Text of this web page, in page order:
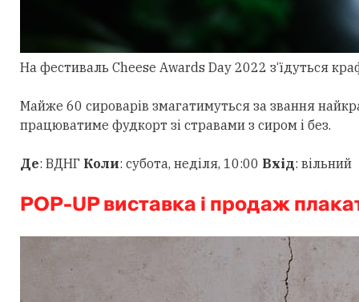
На фестиваль Cheese Awards Day 2022 з‘їдуться
Майже 60 сироварів змагатимуться за звання
працюватиме фудкорт зі стравами з сиром і без.
Де: ВДНГ Коли: субота, неділя, 10:00 Вхід: вільний
POP-UP виставка і продаж